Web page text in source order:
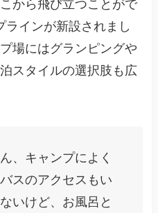
ラインが新設されまし
場にはグランピングや
スタイルの選択肢も広
、キャンプによく
スのアクセスもい
いけど、お風呂と